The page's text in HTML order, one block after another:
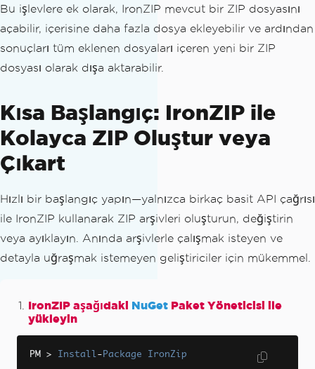
Bu işlevlere ek olarak, IronZIP mevcut bir ZIP dosyasını
açabilir, içerisine daha fazla dosya ekleyebilir ve ardından
sonuçları tüm eklenen dosyaları içeren yeni bir ZIP
dosyası olarak dışa aktarabilir.
Kısa Başlangıç: IronZIP ile
Kolayca ZIP Oluştur veya
Çıkart
Hızlı bir başlangıç yapın—yalnızca birkaç basit API çağrısı
ile IronZIP kullanarak ZIP arşivleri oluşturun, değiştirin
veya ayıklayın. Anında arşivlerle çalışmak isteyen ve
detayla uğraşmak istemeyen geliştiriciler için mükemmel.
IronZIP aşağıdaki NuGet Paket Yöneticisi ile
yükleyin
PM > Install- Package IronZip